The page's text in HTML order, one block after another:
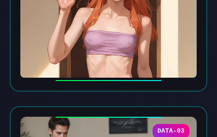
DATA-03